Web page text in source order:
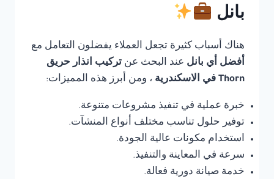
بانل
هناك أسباب كثيرة تجعل العملاء يفضلون التعامل مع
أفضل أي بانل عند البحث عن تركيب انذار حريق
Thorn في الاسكندرية
، ومن أبرز هذه المميزات:
خبرة عملية في تنفيذ مشروعات متنوعة.
توفير حلول تناسب مختلف أنواع المنشآت.
استخدام مكونات عالية الجودة.
سرعة في المعاينة والتنفيذ.
خدمة صيانة دورية فعالة.